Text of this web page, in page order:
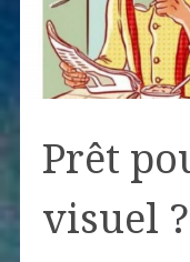
Prêt
visuel ?